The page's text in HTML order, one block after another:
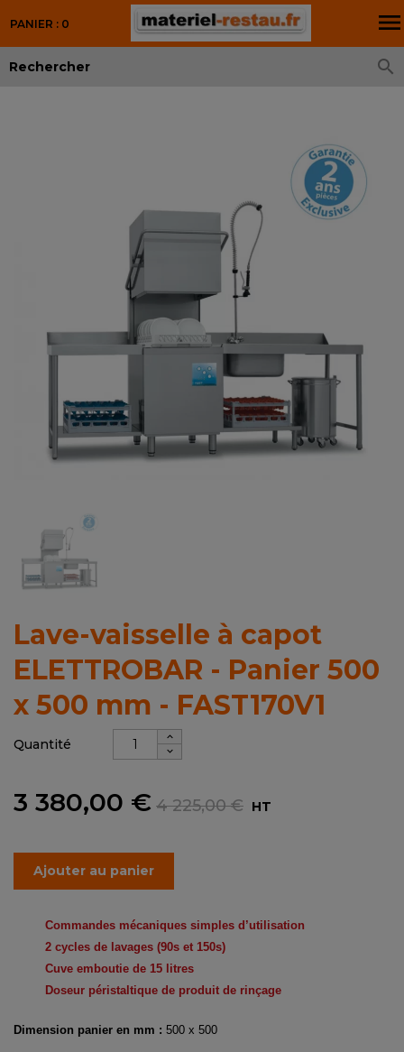

PANIER : 0

Lave-vaisselle à capot
ELETTROBAR - Panier 500
x 500 mm - FAST170V1
Quantité
3 380,00 € 4 225,00 € HT
Ajouter au panier
Commandes mécaniques simples d’utilisation
2 cycles de lavages (90s et 150s)
Cuve emboutie de 15 litres
Doseur péristaltique de produit de rinçage
Dimension panier en mm : 500 x 500